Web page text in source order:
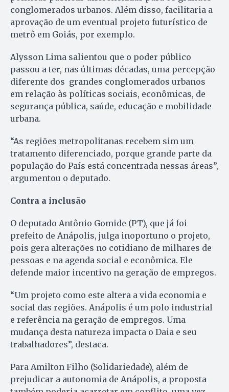
conglomerados urbanos. Além disso, facilitaria a
aprovação de um eventual projeto futurístico de
metrô em Goiás, por exemplo.
Alysson Lima salientou que o poder público
passou a ter, nas últimas décadas, uma percepção
diferente dos grandes conglomerados urbanos
em relação às políticas sociais, econômicas, de
segurança pública, saúde, educação e mobilidade
urbana.
“As regiões metropolitanas recebem sim um
tratamento diferenciado, porque grande parte da
população do País está concentrada nessas áreas”,
argumentou o deputado.
Contra a inclusão
O deputado Antônio Gomide (PT), que já foi
prefeito de Anápolis, julga inoportuno o projeto,
pois gera alterações no cotidiano de milhares de
pessoas e na agenda social e econômica. Ele
defende maior incentivo na geração de empregos.
“Um projeto como este altera a vida economia e
social das regiões. Anápolis é um polo industrial
e referência na geração de empregos. Uma
mudança desta natureza impacta o Daia e seu
trabalhadores”, destaca.
Para Amilton Filho (Solidariedade), além de
prejudicar a autonomia de Anápolis, a proposta